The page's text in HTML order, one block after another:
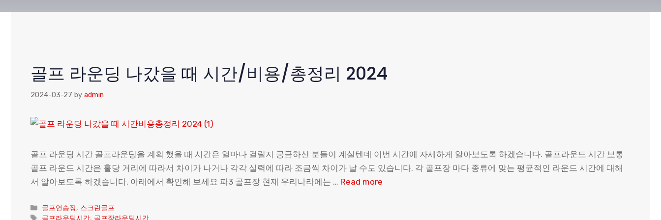
골프 라운딩 나갔을 때 시간/비용/총정리 2024
2024-03-27 by admin
골프 라운딩 시간 골프라운딩을 계획 했을 때 시간은 얼마나 걸릴지 궁금하신 분들이 계실텐데 이번 시간에 자세하게 알아보도록 하겠습니다. 골프라운드 시간 보통
골프 라운드 시간은 홀당 거리에 따라서 차이가 나거나 각각 실력에 따라 조금씩 차이가 날 수도 있습니다. 각 골프장 마다 종류에 맞는 평균적인 라운드 시간에 대해
서 알아보도록 하겠습니다. 아래에서 확인해 보세요 파3 골프장 현재 우리나라에는 … Read more
Categories
골프연습장, 스크린골프
Tags
골프라운딩시간, 골프장라운딩시간